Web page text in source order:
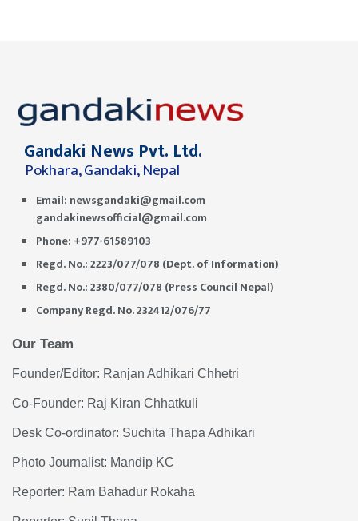
Gandaki News Pvt. Ltd.
Pokhara, Gandaki, Nepal
Email: newsgandaki@gmail.com
gandakinewsofficial@gmail.com
Phone: +977-61589103
Regd. No.: 2223/077/078 (Dept. of Information)
Regd. No.: 2380/077/078 (Press Council Nepal)
Company Regd. No. 232412/076/77
Our Team
Founder/Editor: Ranjan Adhikari Chhetri
Co-Founder: Raj Kiran Chhatkuli
Desk Co-ordinator: Suchita Thapa Adhikari
Photo Journalist: Mandip KC
Reporter: Ram Bahadur Rokaha